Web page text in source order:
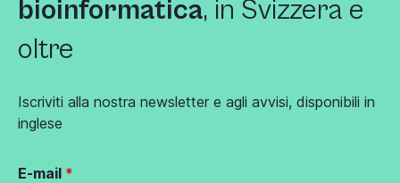
bioinformatica, in Svizzera e
oltre
Iscriviti alla nostra newsletter e agli avvisi, disponibili in
inglese
E-mail